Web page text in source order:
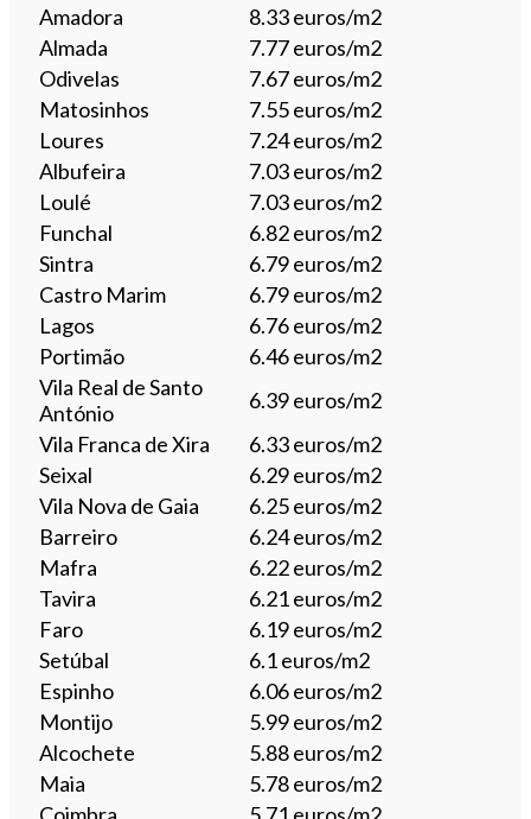
Amadora
8.33 euros/m2
Almada
7.77 euros/m2
Odivelas
7.67 euros/m2
Matosinhos
7.55 euros/m2
Loures
7.24 euros/m2
Albufeira
7.03 euros/m2
Loulé
7.03 euros/m2
Funchal
6.82 euros/m2
Sintra
6.79 euros/m2
Castro Marim
6.79 euros/m2
Lagos
6.76 euros/m2
Portimão
6.46 euros/m2
Vila Real de Santo
António
6.39 euros/m2
Vila Franca de Xira
6.33 euros/m2
Seixal
6.29 euros/m2
Vila Nova de Gaia
6.25 euros/m2
Barreiro
6.24 euros/m2
Mafra
6.22 euros/m2
Tavira
6.21 euros/m2
Faro
6.19 euros/m2
Setúbal
6.1 euros/m2
Espinho
6.06 euros/m2
Montijo
5.99 euros/m2
Alcochete
5.88 euros/m2
Maia
5.78 euros/m2